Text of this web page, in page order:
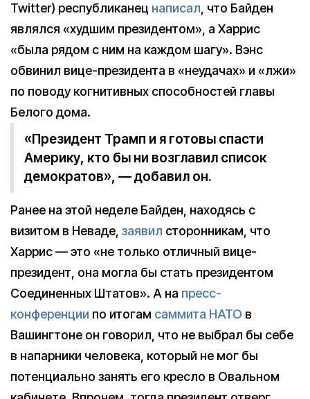
Twitter) республиканец написал, что Байден
являлся «худшим президентом», а Харрис
«была рядом с ним на каждом шагу». Вэнс
обвинил вице-президента в «неудачах» и «лжи»
по поводу когнитивных способностей главы
Белого дома.
«Президент Трамп и я готовы спасти
Америку, кто бы ни возглавил список
демократов», — добавил он.
Ранее на этой неделе Байден, находясь с
визитом в Неваде, заявил сторонникам, что
Харрис — это «не только отличный вице-
президент, она могла бы стать президентом
Соединенных Штатов». А на пресс-
конференции по итогам саммита НАТО в
Вашингтоне он говорил, что не выбрал бы себе
в напарники человека, который не мог бы
потенциально занять его кресло в Овальном